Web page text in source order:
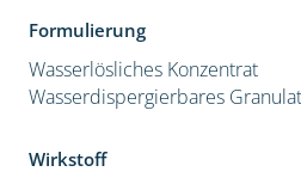
Formulierung
Wasserlösliches Konzentrat
Wasserdispergierbares Granulat
Wirkstoff